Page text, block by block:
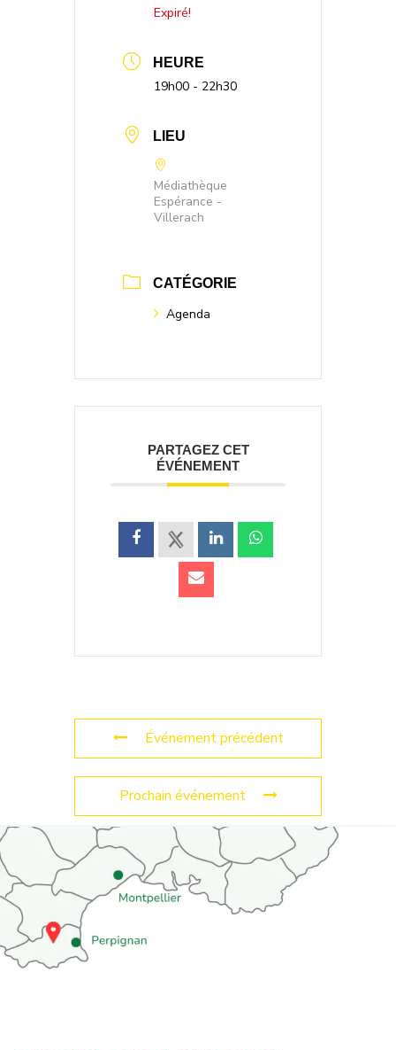
Expiré!
HEURE
19h00 - 22h30
LIEU
Médiathèque
Espérance -
Villerach
CATÉGORIE
Agenda
PARTAGEZ CET
ÉVÉNEMENT
Événement précédent
Prochain événement